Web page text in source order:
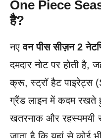
One Piece
है?
नएवन पीस सीज़न 2
दमदार नोट पर होती
क्रू, स्ट्रॉ हैट पाइरेट्स
ग्रैंड लाइन में कदम रखते
खतरनाक और रहस्यमयी